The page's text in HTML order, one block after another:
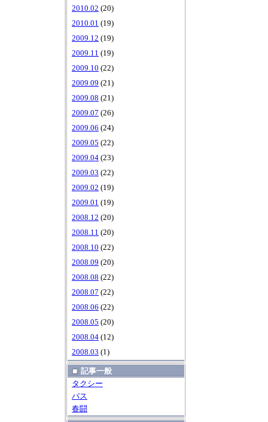
2010.02 (20)
2010.01 (19)
2009.12 (19)
2009.11 (19)
2009.10 (22)
2009.09 (21)
2009.08 (21)
2009.07 (26)
2009.06 (24)
2009.05 (22)
2009.04 (23)
2009.03 (22)
2009.02 (19)
2009.01 (19)
2008.12 (20)
2008.11 (20)
2008.10 (22)
2008.09 (20)
2008.08 (22)
2008.07 (22)
2008.06 (22)
2008.05 (20)
2008.04 (12)
2008.03 (1)
記事一般
タクシー
バス
春闘